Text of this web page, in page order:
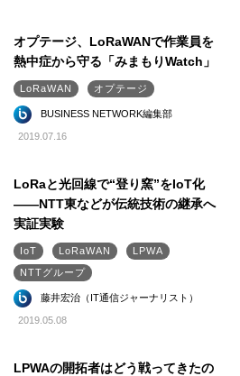
オプテージ、LoRaWANで作業員を
熱中症から守る「みまもりWatch」
LoRaWAN オプテージ
BUSINESS NETWORK編集部
2019.07.16
LoRaと光回線で“登り窯”をIoT化
――NTT東などが伝統技術の継承へ
実証実験
IoT LoRaWAN
LPWA
NTTグループ
藤井宏治（IT通信ジャーナリスト）
2019.05.08
LPWAの開拓者はどう戦ってきたの